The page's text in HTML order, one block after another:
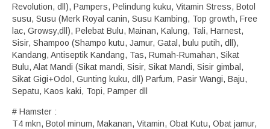
Revolution, dll), Pampers, Pelindung kuku, Vitamin Stress, Botol
susu, Susu (Merk Royal canin, Susu Kambing, Top growth, Free
lac, Growsy,dll), Pelebat Bulu, Mainan, Kalung, Tali, Harnest,
Sisir, Shampoo (Shampo kutu, Jamur, Gatal, bulu putih, dll),
Kandang, Antiseptik Kandang, Tas, Rumah-Rumahan, Sikat
Bulu, Alat Mandi (Sikat mandi, Sisir, Sikat Mandi, Sisir gimbal,
Sikat Gigi+Odol, Gunting kuku, dll) Parfum, Pasir Wangi, Baju,
Sepatu, Kaos kaki, Topi, Pamper dll
# Hamster :
T4 mkn, Botol minum, Makanan, Vitamin, Obat Kutu, Obat jamur,